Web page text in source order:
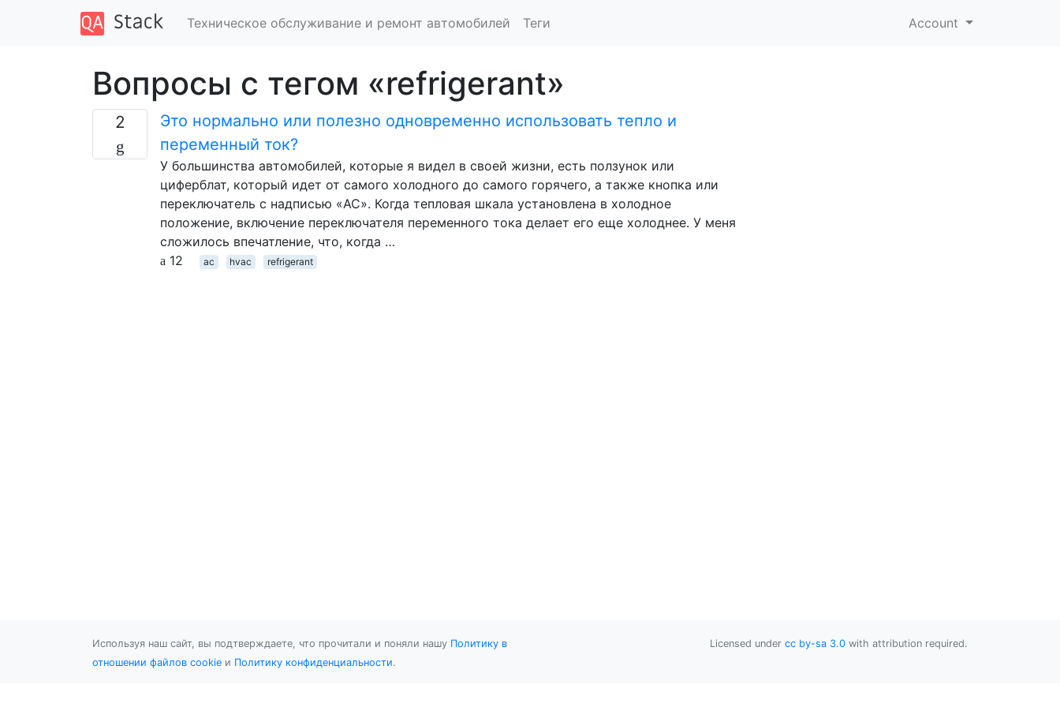
Техническое обслуживание и ремонт автомобилей Теги Account
Вопросы с тегом «refrigerant»
2
Это нормально или полезно одновременно использовать тепло и
переменный ток?
У большинства автомобилей, которые я видел в своей жизни, есть ползунок или
циферблат, который идет от самого холодного до самого горячего, а также кнопка или
переключатель с надписью «AC». Когда тепловая шкала установлена ​​в холодное
положение, включение переключателя переменного тока делает его еще холоднее. У меня
сложилось впечатление, что, когда …
12
ac hvac refrigerant
Используя наш сайт, вы подтверждаете, что прочитали и поняли нашу Политику в
отношении файлов cookie и Политику конфиденциальности.
Licensed under cc by-sa 3.0 with attribution required.